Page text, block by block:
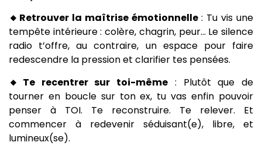
🔸Retrouver la maîtrise émotionnelle: Tu vis une
tempête intérieure : colère, chagrin, peur… Le silence
radio t’offre, au contraire, un espace pour faire
redescendre la pression et clarifier tes pensées.
🔸Te recentrer sur toi-même : Plutôt que de
tourner en boucle sur ton ex, tu vas enfin pouvoir
penser à TOI. Te reconstruire. Te relever. Et
commencer à redevenir séduisant(e), libre, et
lumineux(se).